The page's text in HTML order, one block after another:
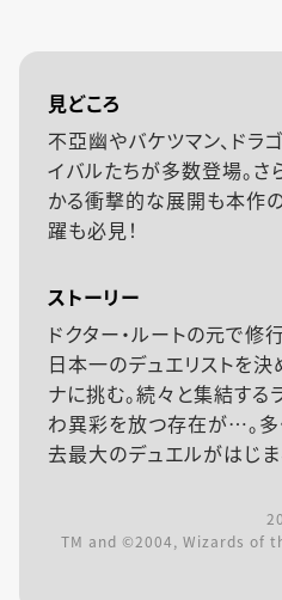
見どころ
不亞幽やバケツマン、ドラ
イバルたちが多数登場。
かる衝撃的な展開も本作
躍も必見！
ストーリー
ドクター・ルートの元で修
日本一のデュエリストを決
ナに挑む。続々と集結する
わ異彩を放つ存在が…。多
去最大のデュエルがはじま
TM and ©2004, Wizards of